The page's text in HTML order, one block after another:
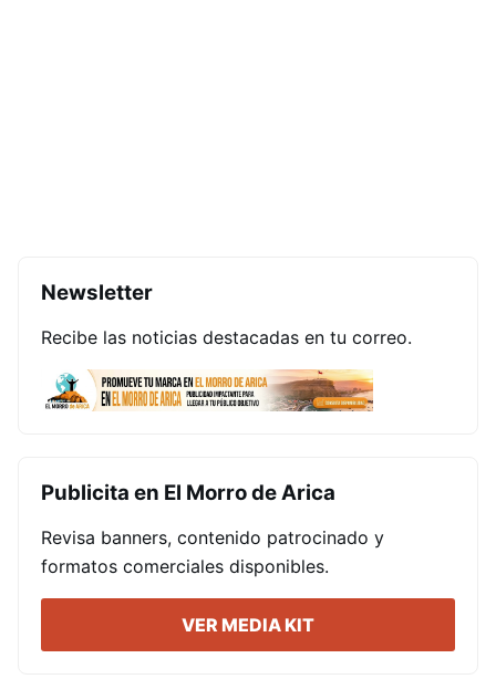
Newsletter
Recibe las noticias destacadas en tu correo.
Publicita en El Morro de Arica
Revisa banners, contenido patrocinado y
formatos comerciales disponibles.
VER MEDIA KIT